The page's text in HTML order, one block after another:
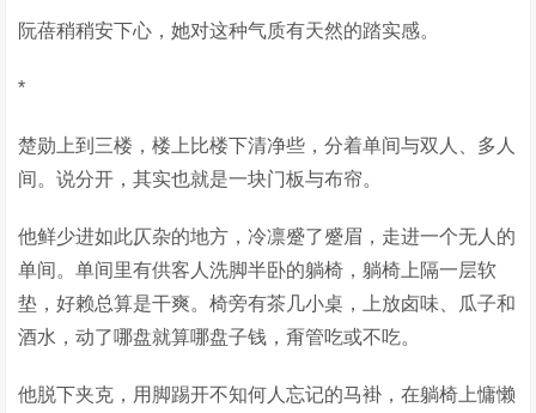
阮蓓稍稍安下心，她对这种气质有天然的踏实感。
*
楚勋上到三楼，楼上比楼下清净些，分着单间与双人、多人
间。说分开，其实也就是一块门板与布帘。
他鲜少进如此仄杂的地方，冷凛蹙了蹙眉，走进一个无人的
单间。单间里有供客人洗脚半卧的躺椅，躺椅上隔一层软
垫，好赖总算是干爽。椅旁有茶几小桌，上放卤味、瓜子和
酒水，动了哪盘就算哪盘子钱，甭管吃或不吃。
他脱下夹克，用脚踢开不知何人忘记的马褂，在躺椅上慵懒